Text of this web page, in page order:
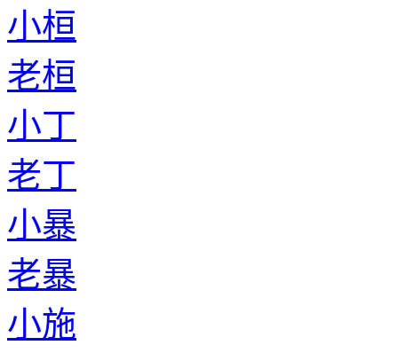
小桓
老桓
小丁
老丁
小暴
老暴
小施